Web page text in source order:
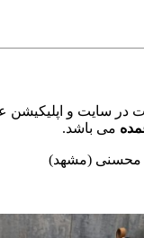
در سایت و اپلیکیشن
می باشد.
محسنی (مشهد)